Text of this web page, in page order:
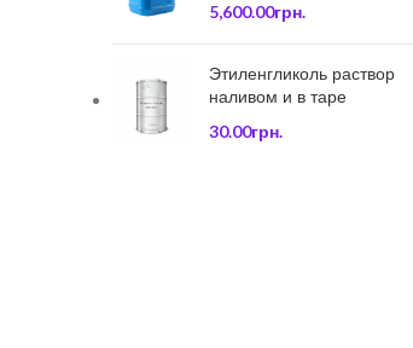
5,600.00грн.
Этиленгликоль раствор
наливом и в таре
30.00грн.